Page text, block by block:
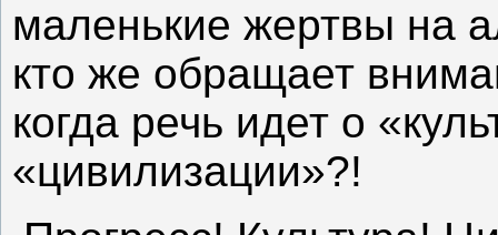
маленькие жертвы на
кто же обращает
когда речь идет о
«цивилизации»?!